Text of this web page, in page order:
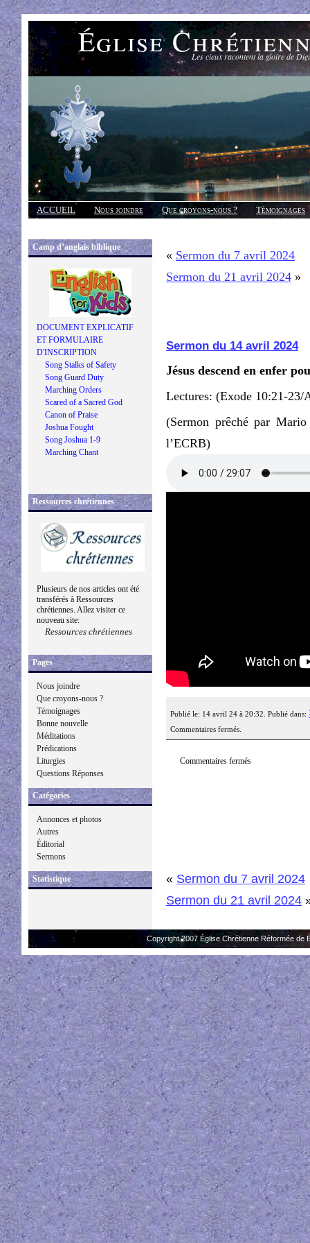
Église Les cieux racontent la gloire de
ACCUEIL Nous joindre Que croyons-nous ?
Témoignages
Réponses
Camp d’anglais biblique
DOCUMENT EXPLICATIF
ET FORMULAIRE
D'INSCRIPTION
Song Stalks of Safety
Song Guard Duty
Marching Orders
Scared of a Sacred God
Canon of Praise
Joshua Fought
Song Joshua 1-9
Marching Chant
Ressources chrétiennes
Plusieurs de nos articles ont été
transférés à Ressources
chrétiennes. Allez visiter ce
nouveau site:
Ressources chrétiennes
Pages
Nous joindre
Que croyons-nous ?
Témoignages
Bonne nouvelle
Méditations
Prédications
Liturgies
Questions Réponses
Catégories
Annonces et photos
Autres
Éditorial
Sermons
Statistique
« Sermon du 7 avril 2024
Sermon du 21 avril 2024 »
Sermon du 14 avril 2024
Jésus descend en enfer
Lectures: (Exode 10:21-
(Sermon prêché par
l’ECRB)
Publié le: 14 avril 24 à 20:32. Publié dans:
Commentaires fermés.
Commentaires fermés
« Sermon du 7 avril 2024
Sermon du 21 avril 2024
Copyright 2007 Église Chrétienne Réformée de